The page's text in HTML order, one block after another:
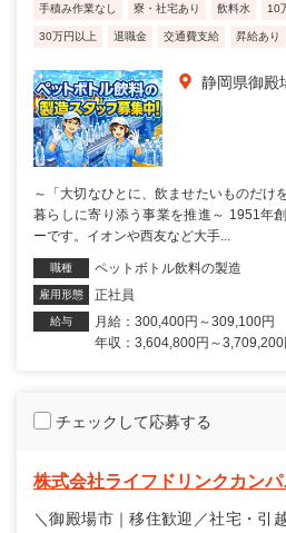
手積み作業なし 寮・社宅あり 飲料水 10
30万円以上 退職金 交通費支給 昇給あり
静岡県御殿
～「大切なひとに、飲ませたいものだけ
暮らしに寄り添う事業を推進～ 1951年
ーです。イオンや西友など大手...
職種 ペットボトル飲料の製造
雇用形態 正社員
給与
月給：300,400円～309,100円
年収：3,604,800円～3,709,200
チェックして応募する
株式会社ライフドリンクカン
＼御殿場市｜移住歓迎／社宅・引